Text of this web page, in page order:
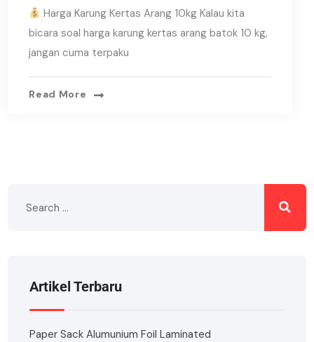
Harga Karung Kertas Arang 10kg Kalau kita
bicara soal harga karung kertas arang batok 10 kg,
jangan cuma terpaku
Read More
Artikel Terbaru
Paper Sack Alumunium Foil Laminated